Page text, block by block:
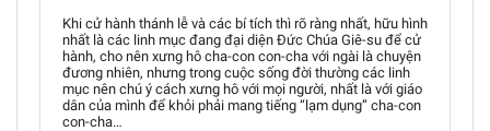
Khi cử hành thánh lễ và các bí tích thì rõ ràng nhất, hữu hình
nhất là các linh mục đang đại diện Đức Chúa Giê-su để cử
hành, cho nên xưng hô cha-con con-cha với ngài là chuyện
đương nhiên, nhưng trong cuộc sống đời thường các linh
mục nên chú ý cách xưng hô với mọi người, nhất là với giáo
dân của mình để khỏi phải mang tiếng “lạm dụng” cha-con
con-cha…